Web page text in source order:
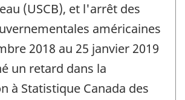
(USCB), et l'arrêt des
américaines
2018 au 25 janvier 2019
un retard dans la
à Statistique Canada des